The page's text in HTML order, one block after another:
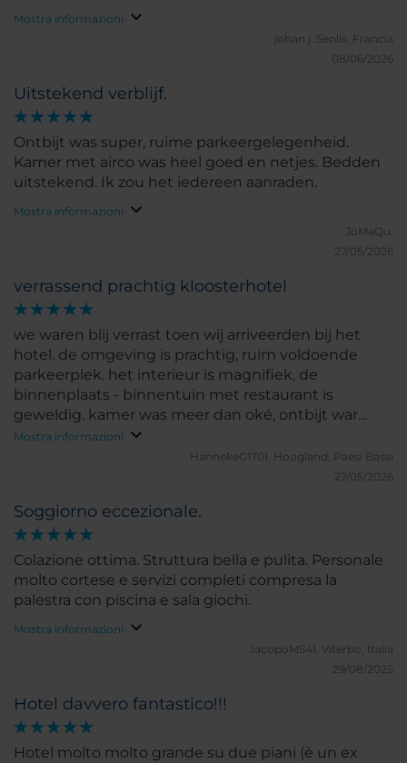
Soggiorno eccezionale.
Colazione ottima. Struttura bella e pulita. Personale
molto cortese e servizi completi compresa la
palestra con piscina e sala giochi.
Mostra informazioni
JacopoM541. Viterbo, Italia
29/08/2025
Hotel davvero fantastico!!!
Hotel molto molto grande su due piani (è un ex
Mostra informazioni
johan j. Senlis, Francia
08/06/2026
Uitstekend verblijf.
Ontbijt was super, ruime parkeergelegenheid.
Kamer met airco was heel goed en netjes. Bedden
uitstekend. Ik zou het iedereen aanraden.
Mostra informazioni
JoMaQu.
27/05/2026
verrassend prachtig kloosterhotel
we waren blij verrast toen wij arriveerden bij het
hotel. de omgeving is prachtig, ruim voldoende
parkeerplek. het interieur is magnifiek, de
binnenplaats - binnentuin met restaurant is
geweldig. kamer was meer dan oké, ontbijt war
perfect. wij hebben genoten!
Mostra informazioni
HannekeG1701. Hoogland, Paesi Bassi
27/05/2026